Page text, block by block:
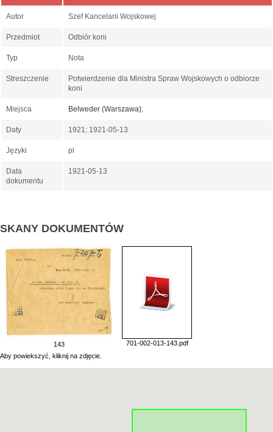
Autor Szef Kancelarii Wojskowej
Przedmiot Odbiór koni
Typ Nota
Streszczenie
Potwierdzenie dla Ministra Spraw Wojskowych o odbiorze
koni
Miejsca Belweder (Warszawa);
Daty 1921; 1921-05-13
Języki pl
Data
dokumentu
1921-05-13
SKANY DOKUMENTÓW
143
701-002-013-143.pdf
Aby powiekszyć, kliknij na zdjęcie.